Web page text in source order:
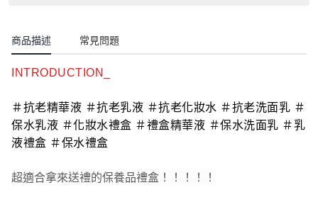
商品描述 常見問題
INTRODUCTION_
＃抗老精華液 ＃抗老乳液 ＃抗老化妝水 ＃抗老洗面乳 ＃
保水乳液 ＃化妝水禮盒 ＃禮盒精華液 ＃保水洗面乳 ＃乳
液禮盒 ＃保水禮盒
超適合拿來送禮的保養品禮盒！！！！！